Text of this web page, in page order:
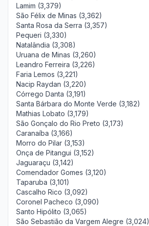
Lamim (3,379)
São Félix de Minas (3,362)
Santa Rosa da Serra (3,357)
Pequeri (3,330)
Natalândia (3,308)
Uruana de Minas (3,260)
Leandro Ferreira (3,226)
Faria Lemos (3,221)
Nacip Raydan (3,220)
Córrego Danta (3,191)
Santa Bárbara do Monte Verde (3,182)
Mathias Lobato (3,179)
São Gonçalo do Rio Preto (3,173)
Caranaíba (3,166)
Morro do Pilar (3,153)
Onça de Pitangui (3,152)
Jaguaraçu (3,142)
Comendador Gomes (3,120)
Taparuba (3,101)
Cascalho Rico (3,092)
Coronel Pacheco (3,090)
Santo Hipólito (3,065)
São Sebastião da Vargem Alegre (3,024)